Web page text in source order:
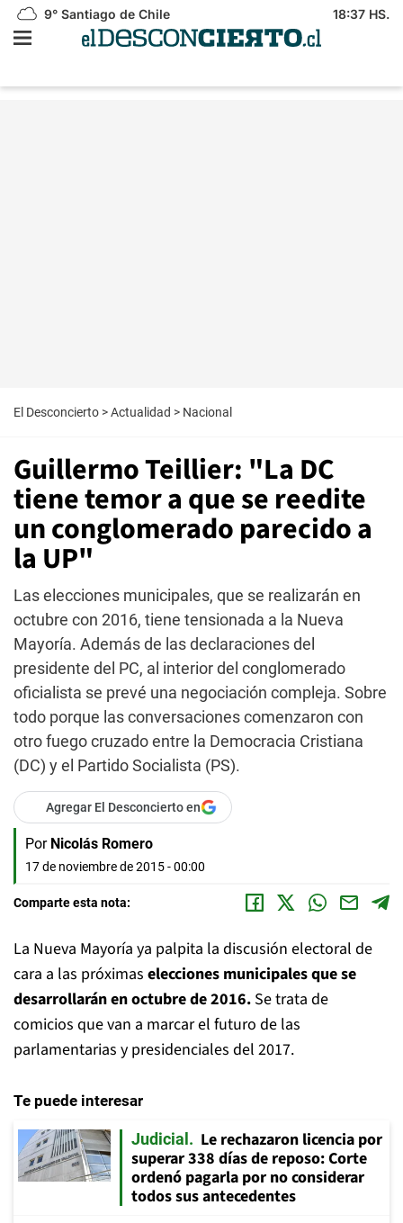
9° Santiago de Chile 18:37 HS.
El Desconcierto >Actualidad > Nacional
Guillermo Teillier: "La DC
tiene temor a que se reedite
un conglomerado parecido a
la UP"
Las elecciones municipales, que se realizarán en
octubre con 2016, tiene tensionada a la Nueva
Mayoría. Además de las declaraciones del
presidente del PC, al interior del conglomerado
oficialista se prevé una negociación compleja. Sobre
todo porque las conversaciones comenzaron con
otro fuego cruzado entre la Democracia Cristiana
(DC) y el Partido Socialista (PS).
Agregar El Desconcierto en
Por Nicolás Romero
17 de noviembre de 2015 - 00:00
Comparte esta nota:
La Nueva Mayoría ya palpita la discusión electoral de
cara a las próximas elecciones municipales que se
desarrollarán en octubre de 2016. Se trata de
comicios que van a marcar el futuro de las
parlamentarias y presidenciales del 2017.
Te puede interesar
Judicial
Le rechazaron licencia por
superar 338 días de reposo: Corte
ordenó pagarla por no considerar
todos sus antecedentes